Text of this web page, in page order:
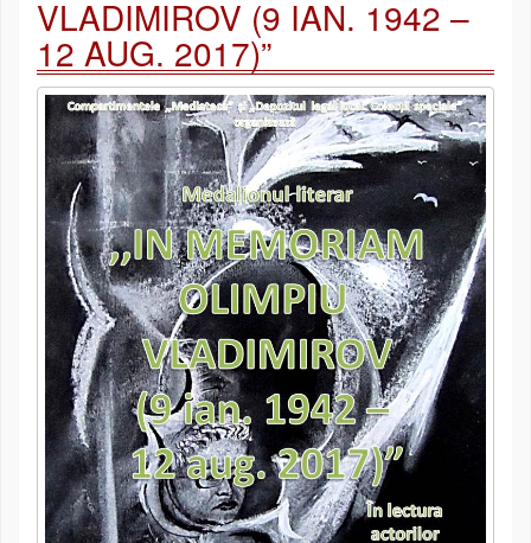
VLADIMIROV (9 IAN. 1942 –
12 AUG. 2017)”